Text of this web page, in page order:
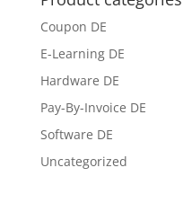
Coupon DE
E-Learning DE
Hardware DE
Pay-By-Invoice DE
Software DE
Uncategorized